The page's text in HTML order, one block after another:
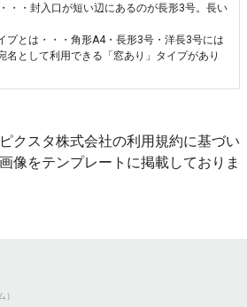
・・封入口が短い辺にあるのが長形3号。長い
とは・・・角形A4・長形3号・洋長3号には
名として利用できる「窓あり」タイプがあり
クスタ株式会社の利用規約に基づい
像をテンプレートに掲載しておりま
）